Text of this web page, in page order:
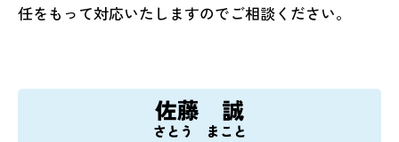
任をもって対応いたしますのでご相談ください。
佐藤 誠
さとう まこと